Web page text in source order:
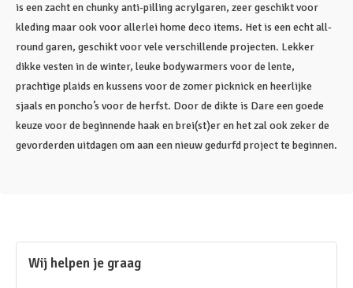
is een zacht en chunky anti-pilling acrylgaren, zeer geschikt voor
kleding maar ook voor allerlei home deco items. Het is een echt all-
round garen, geschikt voor vele verschillende projecten. Lekker
dikke vesten in de winter, leuke bodywarmers voor de lente,
prachtige plaids en kussens voor de zomer picknick en heerlijke
sjaals en poncho’s voor de herfst. Door de dikte is Dare een goede
keuze voor de beginnende haak en brei(st)er en het zal ook zeker de
gevorderden uitdagen om aan een nieuw gedurfd project te beginnen.
Wij helpen je graag